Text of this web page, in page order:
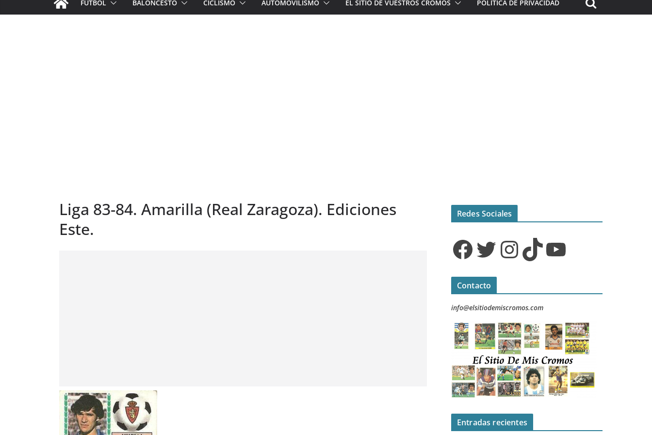
FÚTBOL BALONCESTO CICLISMO AUTOMOVILISMO EL SITIO DE VUESTROS CROMOS POLÍTICA DE PRIVACIDAD
Liga 83-84. Amarilla (Real Zaragoza). Ediciones
Este.
Redes Sociales
Facebook Twitter InstagramTikTok YouTube
Contacto
info@elsitiodemiscromos.com
Entradas recientes